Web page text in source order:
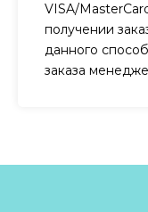
VISA/
получении
данного
заказа